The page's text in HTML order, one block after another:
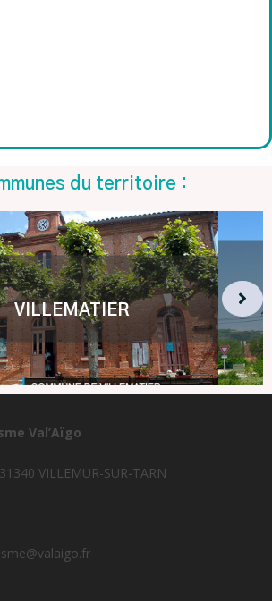
du territoire :
VILLEMATIER
Val’Aïgo
VILLEMUR-SUR-TARN